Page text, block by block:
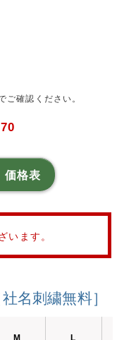
ご確認ください。
価格表
います。
名刺繍無料］
M L